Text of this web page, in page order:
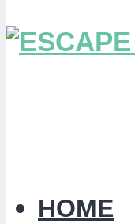
HOME